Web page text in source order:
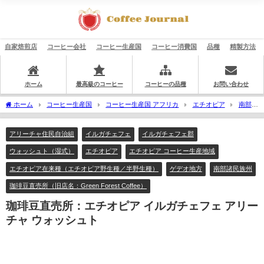
自家焙煎店 コーヒー会社 コーヒー生産国 コーヒー消費国 品種 精製方法
ホーム 最高級のコーヒー コーヒーの品種 お問い合わせ
ホーム コーヒー生産国 コーヒー生産国 アフリカ エチオピア
南部諸
民族州
ゲデオ地方 イルガチェフェ郡 アリーチャ住民自治組
珈琲豆直
アリーチャ住民自治組
イルガチェフェ イルガチェフェ郡
ウォッシュト（湿式） エチオピア エチオピア コーヒー生産地域
エチオピア在来種（エチオピア野生種／半野生種） ゲデオ地方 南部諸民族州
珈琲豆直売所（旧店名：Green Forest Coffee）
珈琲豆直売所：エチオピア イルガチェフェ アリー
チャ ウォッシュト